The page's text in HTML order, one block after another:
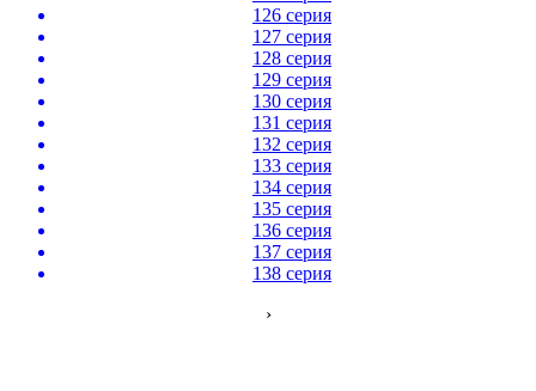
126 серия
127 серия
128 серия
129 серия
130 серия
131 серия
132 серия
133 серия
134 серия
135 серия
136 серия
137 серия
138 серия
›